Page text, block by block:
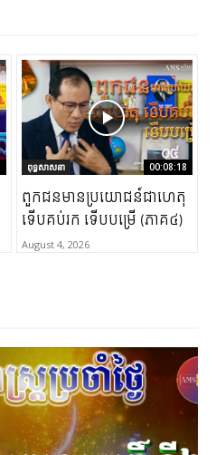
ពុទ្ធសាសនា 00:08:18
ពួកជនមានប្រយោជន៍ជាហេតុ
ទើបគប់រក ទើបបម្រើ (ភាគ៤)
August 4, 2026